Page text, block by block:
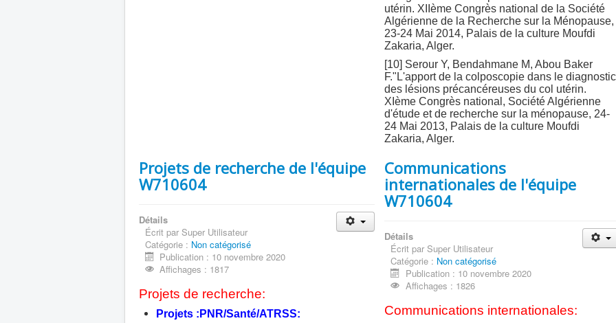
utérin. XIIème Congrès national de la Société
Algérienne de la Recherche sur la Ménopause,
23-24 Mai 2014, Palais de la culture Moufdi
Zakaria, Alger.
[10] Serour Y, Bendahmane M, Abou Baker
F."L'apport de la colposcopie dans le diagnostic
des lésions précancéreuses du col utérin.
XIème Congrès national, Société Algérienne
d'étude et de recherche sur la ménopause, 24-
24 Mai 2013, Palais de la culture Moufdi
Zakaria, Alger.
Projets de recherche de l'équipe
W710604
Détails
Écrit par Super Utilisateur
Catégorie : Non catégorisé
Publication : 10 novembre 2020
Affichages : 1817
Projets de recherche:
Projets :PNR/Santé/ATRSS:
Communications
internationales de l'équipe
W710604
Détails
Écrit parSuper Utilisateur
Catégorie : Non catégorisé
Publication : 10 novembre 2020
Affichages : 1826
Communications internationales: